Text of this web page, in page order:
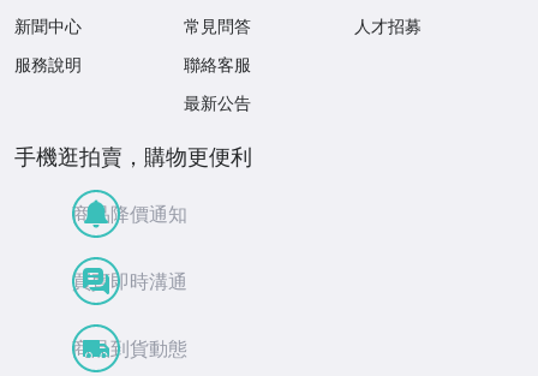
新聞中心
服務說明
常見問答
聯絡客服
最新公告
人才招募
手機逛拍賣，購物更便利
商品降價通知
買賣即時溝通
商品到貨動態